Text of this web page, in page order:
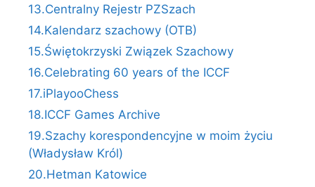
13.Centralny Rejestr PZSzach
14.Kalendarz szachowy (OTB)
15.Świętokrzyski Związek Szachowy
16.Celebrating 60 years of the ICCF
17.iPlayooChess
18.ICCF Games Archive
19.Szachy korespondencyjne w moim życiu
(Władysław Król)
20.Hetman Katowice